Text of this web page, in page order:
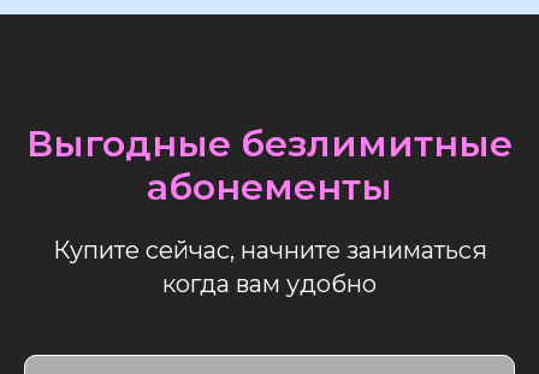
Выгодные безлимитные
абонементы
Купите сейчас, начните заниматься
когда вам удобно